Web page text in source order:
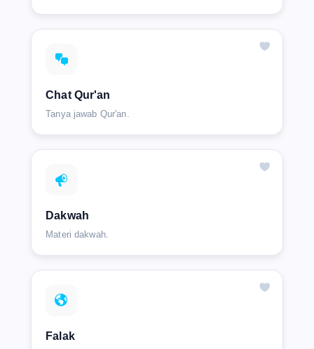
Chat Qur'an
Tanya jawab Qur'an.
Dakwah
Materi dakwah.
Falak